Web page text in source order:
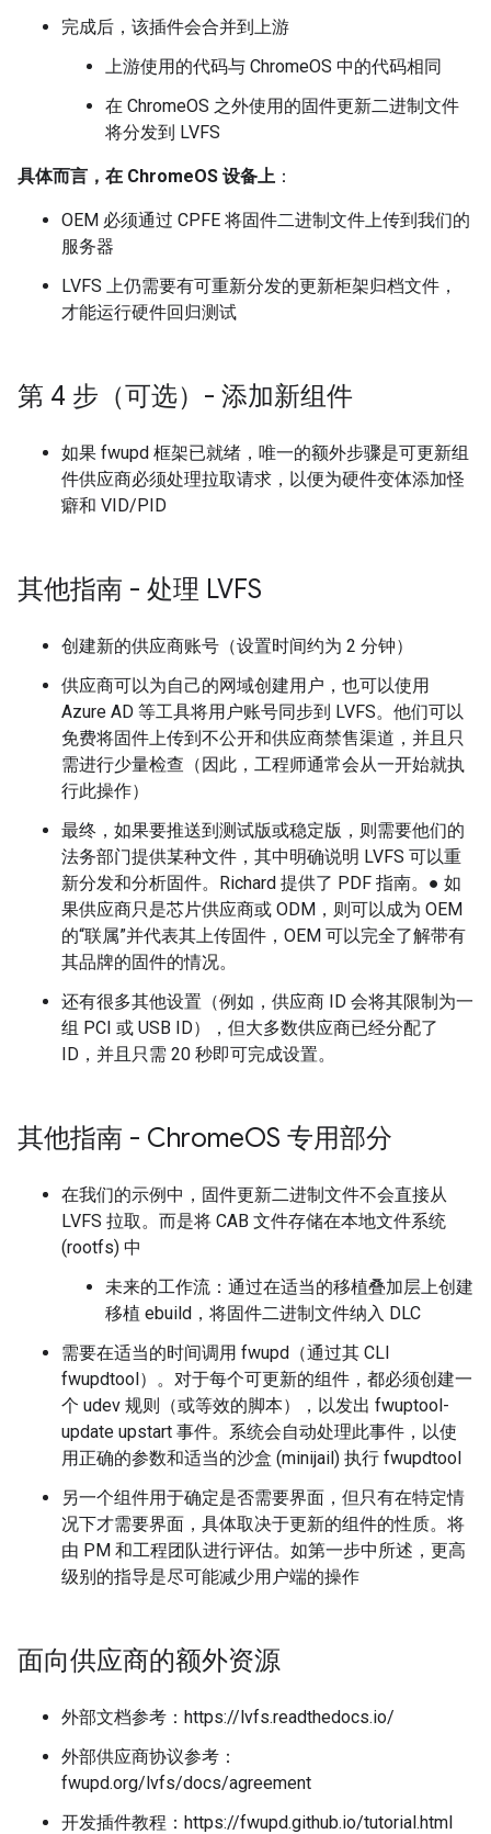
完成后，该插件会合并到上游
上游使用的代码与 ChromeOS 中的代码相同
在 ChromeOS 之外使用的固件更新二进制文件
将分发到 LVFS
具体而言，在 ChromeOS 设备上 ：
OEM 必须通过 CPFE 将固件二进制文件上传到我们的
服务器
LVFS 上仍需要有可重新分发的更新柜架归档文件，
才能运行硬件回归测试
第 4 步（可选）- 添加新组件
如果 fwupd 框架已就绪，唯一的额外步骤是可更新组
件供应商必须处理拉取请求，以便为硬件变体添加怪
癖和 VID/PID
其他指南 - 处理 LVFS
创建新的供应商账号（设置时间约为 2 分钟）
供应商可以为自己的网域创建用户，也可以使用
Azure AD 等工具将用户账号同步到 LVFS。他们可以
免费将固件上传到不公开和供应商禁售渠道，并且只
需进行少量检查（因此，工程师通常会从一开始就执
行此操作）
最终，如果要推送到测试版或稳定版，则需要他们的
法务部门提供某种文件，其中明确说明 LVFS 可以重
新分发和分析固件。Richard 提供了 PDF 指南。● 如
果供应商只是芯片供应商或 ODM，则可以成为 OEM
的“联属”并代表其上传固件，OEM 可以完全了解带有
其品牌的固件的情况。
还有很多其他设置（例如，供应商 ID 会将其限制为一
组 PCI 或 USB ID），但大多数供应商已经分配了
ID，并且只需 20 秒即可完成设置。
其他指南 - ChromeOS 专用部分
在我们的示例中，固件更新二进制文件不会直接从
LVFS 拉取。而是将 CAB 文件存储在本地文件系统
(rootfs) 中
未来的工作流：通过在适当的移植叠加层上创建
移植 ebuild，将固件二进制文件纳入 DLC
需要在适当的时间调用 fwupd（通过其 CLI
fwupdtool）。对于每个可更新的组件，都必须创建一
个 udev 规则（或等效的脚本），以发出 fwuptool-
update upstart 事件。系统会自动处理此事件，以使
用正确的参数和适当的沙盒 (minijail) 执行 fwupdtool
另一个组件用于确定是否需要界面，但只有在特定情
况下才需要界面，具体取决于更新的组件的性质。将
由 PM 和工程团队进行评估。如第一步中所述，更高
级别的指导是尽可能减少用户端的操作
面向供应商的额外资源
外部文档参考：https://lvfs.readthedocs.io/
外部供应商协议参考：
fwupd.org/lvfs/docs/agreement
开发插件教程：https://fwupd.github.io/tutorial.html